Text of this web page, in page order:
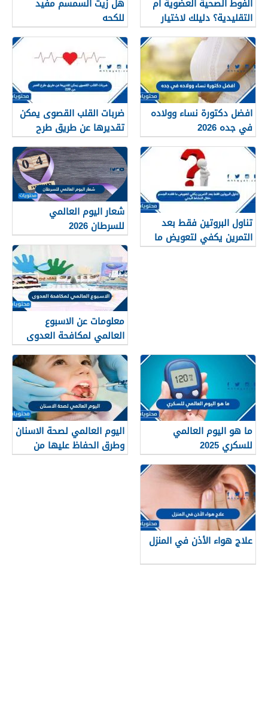
الفوط الصحية العضوية أم
التقليدية؟ دليلك لاختيار
النوع الأنسب لبشرتك
هل زيت السمسم مفيد
للكحه
افضل دكتورة نساء وولاده
في جده 2026
ضربات القلب القصوى يمكن
تقديرها عن طريق طرح
العمر من 220
تناول البروتين فقط بعد
التمرين يكفي لتعويض ما
فقده الجسم خلال النشاط
شعار اليوم العالمي
للسرطان 2026
معلومات عن الاسبوع
العالمي لمكافحة العدوى
2025
ما هو اليوم العالمي
للسكري 2025
اليوم العالمي لصحة الاسنان
وطرق الحفاظ عليها من
التسوس 2026
علاج هواء الأذن في المنزل